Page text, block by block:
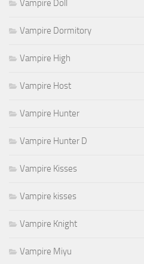
Vampire Doll
Vampire Dormitory
Vampire High
Vampire Host
Vampire Hunter
Vampire Hunter D
Vampire Kisses
Vampire kisses
Vampire Knight
Vampire Miyu